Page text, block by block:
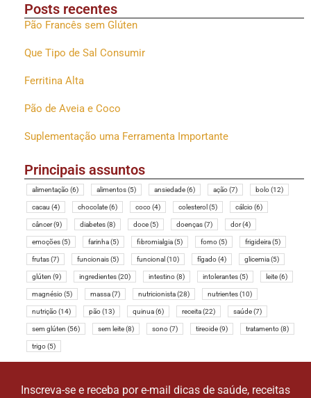
Posts recentes
Pão Francês sem Glúten
Que Tipo de Sal Consumir
Ferritina Alta
Pão de Aveia e Coco
Suplementação uma Ferramenta Importante
Principais assuntos
alimentação(6) alimentos(5) ansiedade(6) ação(7) bolo(12)
cacau (4) chocolate(6) coco(4) colesterol (5) cálcio(6)
câncer(9) diabetes(8) doce(5) doenças(7) dor(4)
emoções(5) farinha(5) fibromialgia(5) forno(5) frigideira(5)
frutas(7) funcionais(5) funcional (10) fígado(4) glicemia(5)
glúten (9) ingredientes(20) intestino(8) intolerantes(5) leite(6)
magnésio(5) massa(7) nutricionista(28) nutrientes(10)
nutrição(14) pão(13) quinua(6) receita(22) saúde(7)
sem glúten (56) sem leite(8) sono(7) tireoide(9) tratamento(8)
trigo(5)
Inscreva-se e receba por e-mail dicas de saúde, receitas